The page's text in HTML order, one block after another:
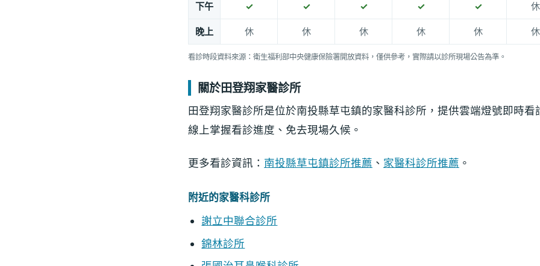
下午 ✓ ✓ ✓ ✓ ✓ 休
晚上 休 休 休 休 休 休
看診時段資料來源：衛生福利部中央健康保險署開放資料，僅供參考，實際請以診所現場公告為準。
關於田登翔家醫診所
田登翔家醫診所是位於南投縣草屯鎮的家醫科診所，提供雲端燈號即時看
線上掌握看診進度、免去現場久候。
更多看診資訊： 南投縣草屯鎮診所推薦 、 家醫科診所推薦 。
附近的家醫科診所
謝立中聯合診所
錦林診所